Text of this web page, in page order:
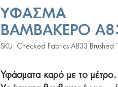
ΥΦΑΣΜΑ
ΒΑΜΒΑΚΕΡΟ
SKU: Checked Fabrics A833 Brushed
Υφάσματα καρό με το μέτρο.